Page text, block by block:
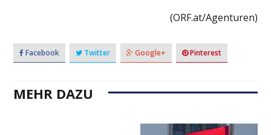
(ORF.at/Agenturen)
Facebook Twitter Google+ Pinterest
MEHR DAZU